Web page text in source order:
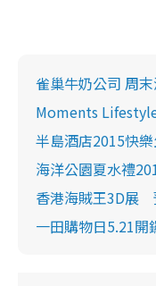
雀巢牛奶公司 周
Moments
半島酒店2015快
海洋公園夏水禮
香港海賊王3D展
一田購物日5.21開